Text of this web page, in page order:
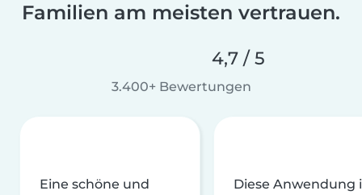
Familien am meisten vertrauen.
4,7 / 5
3.400+ Bewertungen
Eine schöne und
Diese Anwendung